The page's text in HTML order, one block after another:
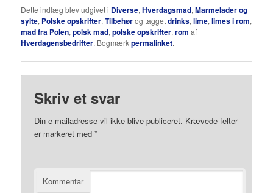
Dette indlæg blev udgivet i Diverse,Hverdagsmad,Marmelader og
sylte, Polske opskrifter,Tilbehørog taggetdrinks,lime,limes i rom,
mad fra Polen,polsk mad,polske opskrifter,rom af
Hverdagensbedrifter. Bogmærkpermalinket.
Skriv et svar
Din e-mailadresse vil ikke blive publiceret. Krævede felter
er markeret med*
Kommentar